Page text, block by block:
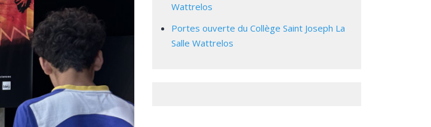
Wattrelos
Portes ouverte du Collège Saint Joseph La
Salle Wattrelos